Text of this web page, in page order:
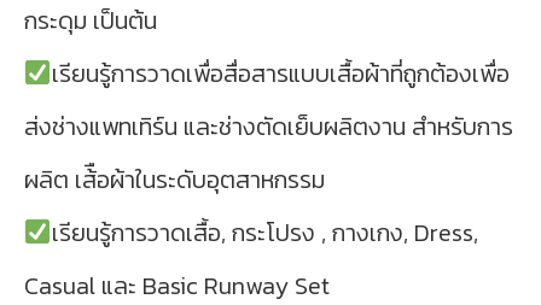
กระดุม เป็นต้น
เรียนรู้การวาดเพื่อสื่อสารแบบเสื้อผ้าที่ถูกต้องเพื่อ
ส่งช่างแพทเทิร์น และช่างตัดเย็บผลิตงาน สําหรับการ
ผลิต เส้ือผ้าในระดับอุตสาหกรรม
เรียนรู้การวาดเสื้อ, กระโปรง , กางเกง, Dress,
Casual และ Basic Runway Set